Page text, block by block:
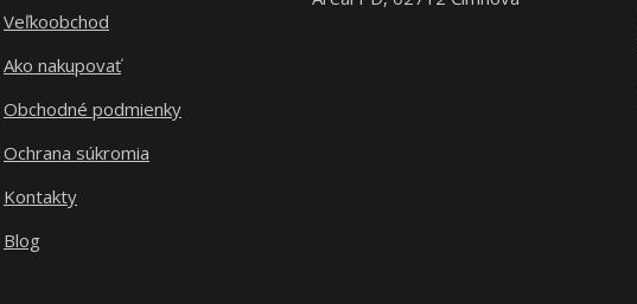
Veľkoobchod
Ako nakupovať
Obchodné podmienky
Ochrana súkromia
Kontakty
Blog